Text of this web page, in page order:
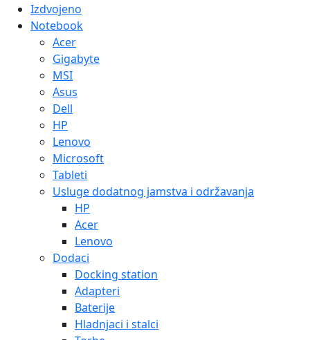
Izdvojeno
Notebook
Acer
Gigabyte
MSI
Asus
Dell
HP
Lenovo
Microsoft
Tableti
Usluge dodatnog jamstva i održavanja
HP
Acer
Lenovo
Dodaci
Docking station
Adapteri
Baterije
Hladnjaci i stalci